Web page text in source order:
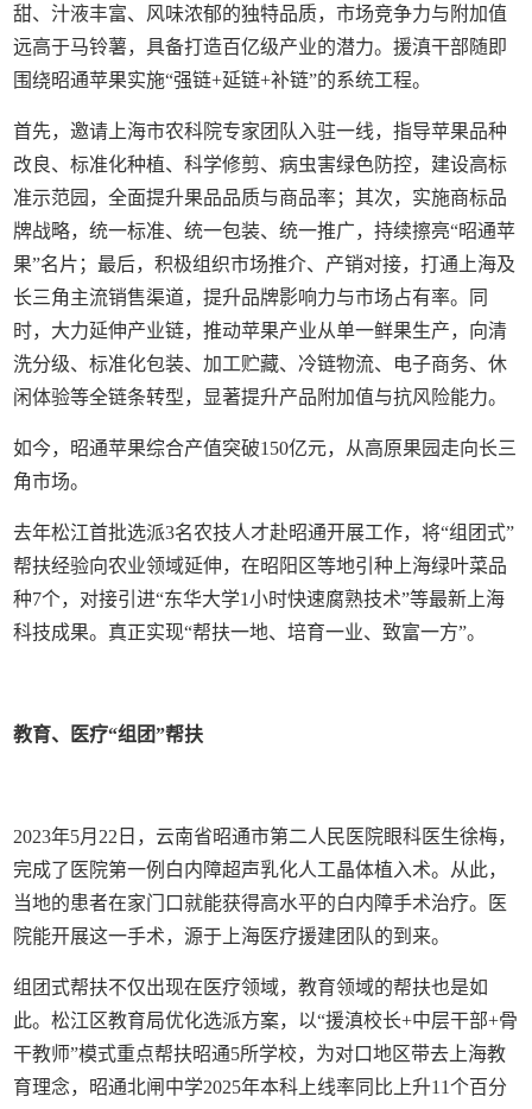
甜、汁液丰富、风味浓郁的独特品质，市场竞争力与附加值
远高于马铃薯，具备打造百亿级产业的潜力。援滇干部随即
围绕昭通苹果实施“强链+延链+补链”的系统工程。
首先，邀请上海市农科院专家团队入驻一线，指导苹果品种
改良、标准化种植、科学修剪、病虫害绿色防控，建设高标
准示范园，全面提升果品品质与商品率；其次，实施商标品
牌战略，统一标准、统一包装、统一推广，持续擦亮“昭通苹
果”名片；最后，积极组织市场推介、产销对接，打通上海及
长三角主流销售渠道，提升品牌影响力与市场占有率。同
时，大力延伸产业链，推动苹果产业从单一鲜果生产，向清
洗分级、标准化包装、加工贮藏、冷链物流、电子商务、休
闲体验等全链条转型，显著提升产品附加值与抗风险能力。
如今，昭通苹果综合产值突破150亿元，从高原果园走向长三
角市场。
去年松江首批选派3名农技人才赴昭通开展工作，将“组团式”
帮扶经验向农业领域延伸，在昭阳区等地引种上海绿叶菜品
种7个，对接引进“东华大学1小时快速腐熟技术”等最新上海
科技成果。真正实现“帮扶一地、培育一业、致富一方”。
教育、医疗“组团”帮扶
2023年5月22日，云南省昭通市第二人民医院眼科医生徐梅，
完成了医院第一例白内障超声乳化人工晶体植入术。从此，
当地的患者在家门口就能获得高水平的白内障手术治疗。医
院能开展这一手术，源于上海医疗援建团队的到来。
组团式帮扶不仅出现在医疗领域，教育领域的帮扶也是如
此。松江区教育局优化选派方案，以“援滇校长+中层干部+骨
干教师”模式重点帮扶昭通5所学校，为对口地区带去上海教
育理念，昭通北闸中学2025年本科上线率同比上升11个百分